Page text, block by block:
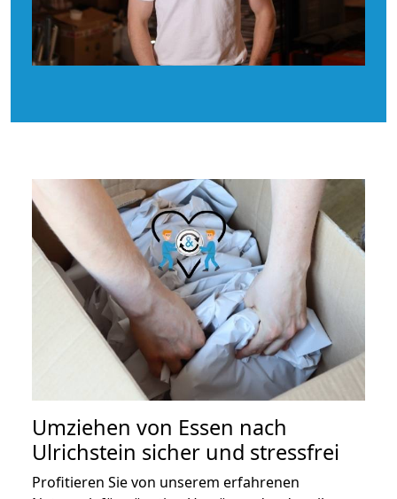
Umziehen von Essen nach
Ulrichstein sicher und stressfrei
Profitieren Sie von unserem erfahrenen